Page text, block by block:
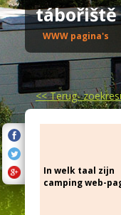
tábořiště
WWW pagina's
<<Terug-
In welk taal zijn
camping web-